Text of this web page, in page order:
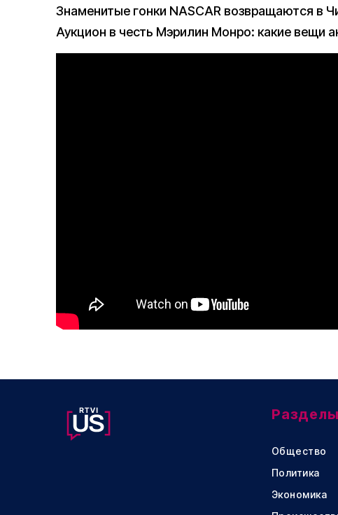
Знаменитые гонки NASCAR возвращаются в
Аукцион в честь Мэрилин Монро: какие вещи
Разделы
Общество
Политика
Экономика